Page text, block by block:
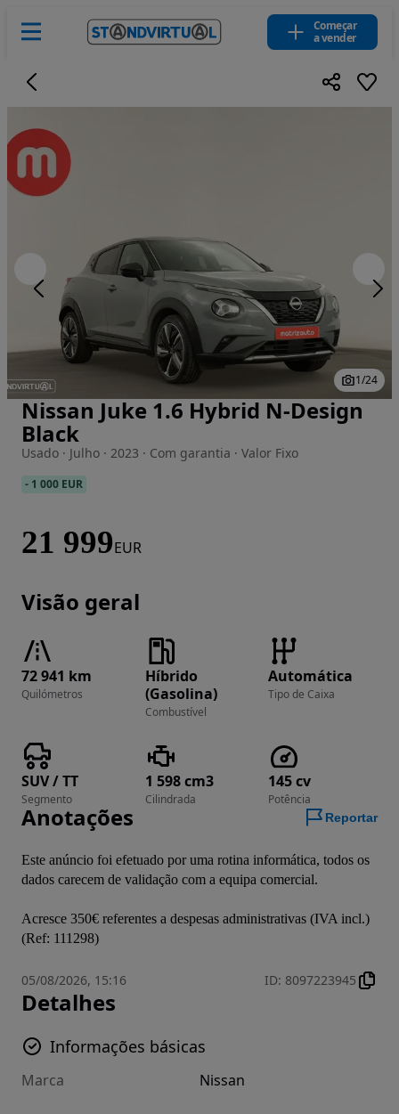
Começar
a vender
Imagem 1 de 24
1/24
Nissan Juke 1.6 Hybrid N-Design
Black
Usado · Julho · 2023 · Com garantia · Valor Fixo
- 1 000 EUR
21 999EUR
Visão geral
72 941 km
Quilómetros
Híbrido
(Gasolina)
Combustível
Automática
Tipo de Caixa
SUV / TT
Segmento
1 598 cm3
Cilindrada
145 cv
Potência
Anotações Reportar
Este anúncio foi efetuado por uma rotina informática, todos os
dados carecem de validação com a equipa comercial.
Acresce 350€ referentes a despesas administrativas (IVA incl.)
(Ref: 111298)
05/08/2026, 15:16 ID: 8097223945
Detalhes
Informações básicas
Marca Nissan